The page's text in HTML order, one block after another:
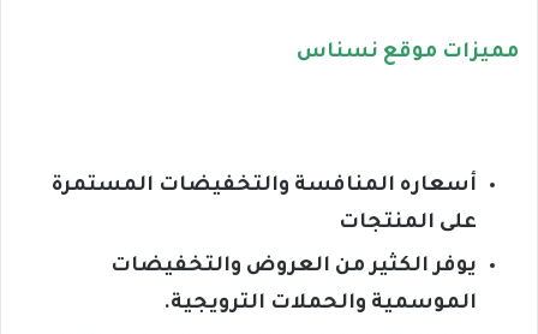
مميزات موقع نسناس
أسعاره المنافسة والتخفيضات المستمرة
على المنتجات
يوفر الكثير من العروض والتخفيضات
الموسمية والحملات الترويجية.